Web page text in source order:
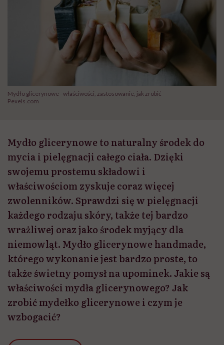
Mydło glicerynowe - właściwości, zastosowanie, jak zrobić
Pexels.com
Mydło glicerynowe to naturalny środek do
mycia i pielęgnacji całego ciała. Dzięki
swojemu prostemu składowi i
właściwościom zyskuje coraz więcej
zwolenników. Sprawdzi się w pielęgnacji
każdego rodzaju skóry, także tej bardzo
wrażliwej oraz jako środek myjący dla
niemowląt. Mydło glicerynowe handmade,
którego wykonanie jest bardzo proste, to
także świetny pomysł na upominek. Jakie są
właściwości mydła glicerynowego? Jak
zrobić mydełko glicerynowe i czym je
wzbogacić?